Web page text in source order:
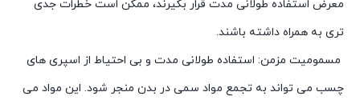
معرض استفاده طولانی مدت قرار بگیرند، ممکن است خطرات جدی
تری به همراه داشته باشند.
مسمومیت مزمن: استفاده طولانی مدت و بی احتیاط از اسپری های
چسب می تواند به تجمع مواد سمی در بدن منجر شود. این مواد می